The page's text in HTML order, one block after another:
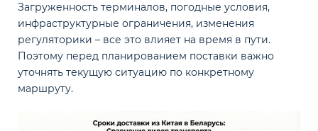
Загруженность терминалов, погодные условия,
инфраструктурные ограничения, изменения
регуляторики – все это влияет на время в пути.
Поэтому перед планированием поставки важно
уточнять текущую ситуацию по конкретному
маршруту.